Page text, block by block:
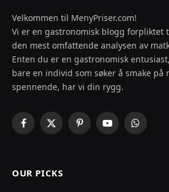
Velkommen til MenyPriser.com!
Vi er en gastronomisk blogg forpliktet
den mest omfattende analysen av
Enten du er en gastronomisk
bare en individ som søker å smake på
spennende, har vi din rygg.
Facebook
X
PinterestYouTube
OUR PICKS